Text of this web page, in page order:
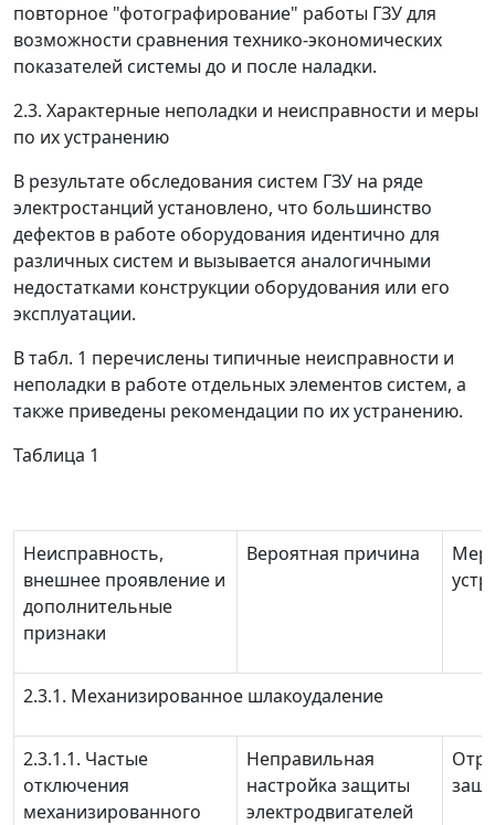
повторное "фотографирование" работы ГЗУ для
возможности сравнения технико-экономических
показателей системы до и после наладки.
2.3. Характерные неполадки и неисправности и меры
по их устранению
В результате обследования систем ГЗУ на ряде
электростанций установлено, что большинство
дефектов в работе оборудования идентично для
различных систем и вызывается аналогичными
недостатками конструкции оборудования или его
эксплуатации.
В табл. 1 перечислены типичные неисправности и
неполадки в работе отдельных элементов систем, а
также приведены рекомендации по их устранению.
Таблица 1
Неисправность,
внешнее проявление и
дополнительные
признаки
Вероятная причина
2.3.1. Механизированное шлакоудаление
2.3.1.1. Частые
отключения
механизированного
Неправильная
настройка защиты
электродвигателей